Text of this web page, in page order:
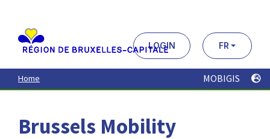
contenu
principal
LOGIN FR
Home MOBIGIS
Brussels Mobility